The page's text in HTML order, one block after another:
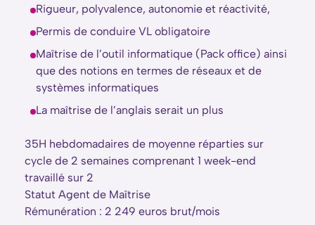
Rigueur, polyvalence, autonomie et réactivité,
Permis de conduire VL obligatoire
Maîtrise de l’outil informatique (Pack office) ainsi
que des notions en termes de réseaux et de
systèmes informatiques
La maîtrise de l’anglais serait un plus
35H hebdomadaires de moyenne réparties sur
cycle de 2 semaines comprenant 1 week-end
travaillé sur 2
Statut Agent de Maîtrise
Rémunération : 2 249 euros brut/mois